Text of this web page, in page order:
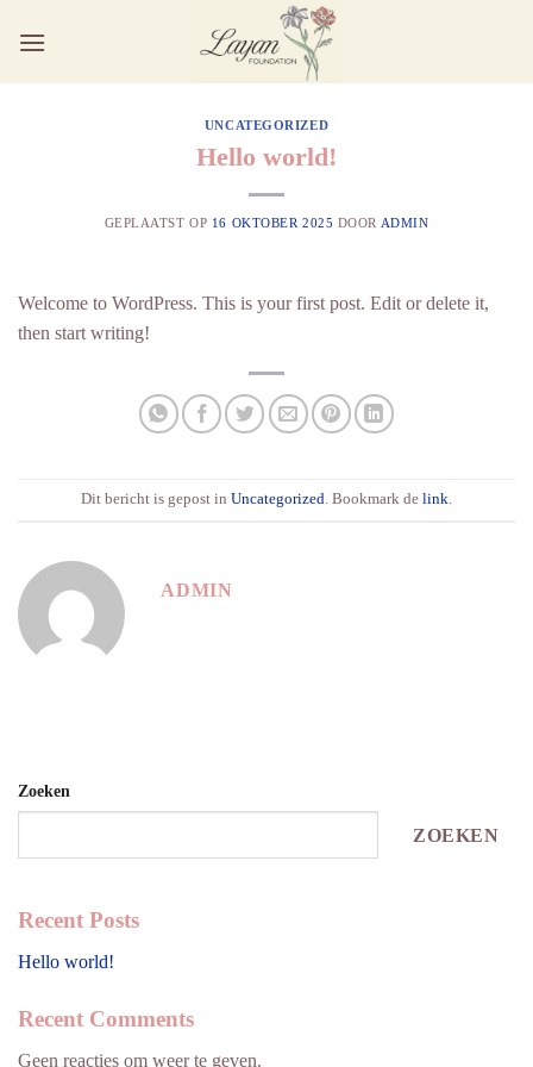
naar
UNCATEGORIZED
Hello world!
GEPLAATST OP 16 OKTOBER 2025 DOOR ADMIN
Welcome to WordPress. This is your first post. Edit or delete it,
then start writing!
Dit bericht is gepost in Uncategorized. Bookmark de link.
ADMIN
Zoeken
ZOEKEN
Recent Posts
Hello world!
Recent Comments
Geen reacties om weer te geven.